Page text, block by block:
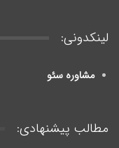
لینکدونی:
مشاوره سئو
مطالب پیشنهادی: